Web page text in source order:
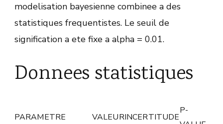
modelisation bayesienne combinee a des
statistiques frequentistes. Le seuil de
signification a ete fixe a alpha = 0.01.
Donnees statistiques
PARAMETRE VALEURINCERTITUDE
P-